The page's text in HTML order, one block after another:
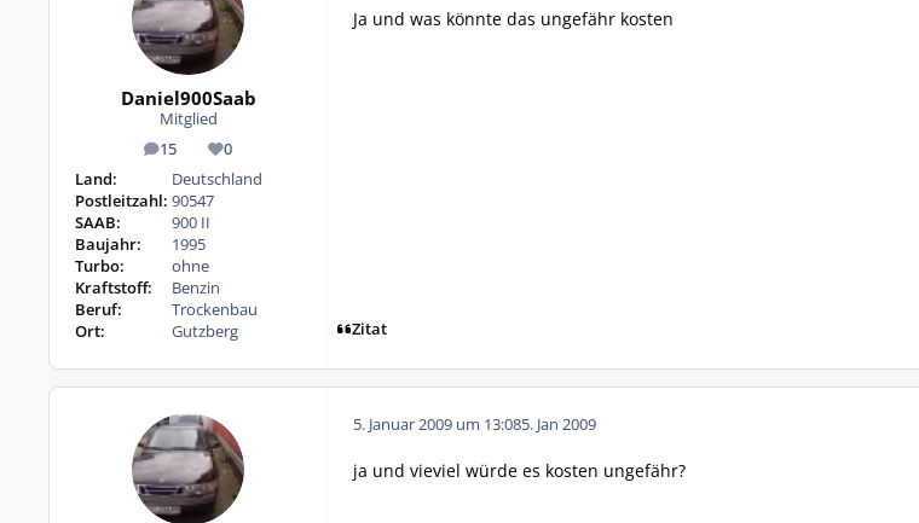
Daniel900Saab
Mitglied
15
Beiträge 0
Reputation
Land:
Deutschland
Postleitzahl: 90547
SAAB:
900 II
Baujahr:
1995
Turbo:
ohne
Kraftstoff:
Benzin
Beruf:
Trockenbau
Ort:
Gutzberg
Ja und was könnte das ungefähr kosten
Zitat
5. Januar 2009 um 13:085. Jan 2009
ja und vieviel würde es kosten ungefähr?